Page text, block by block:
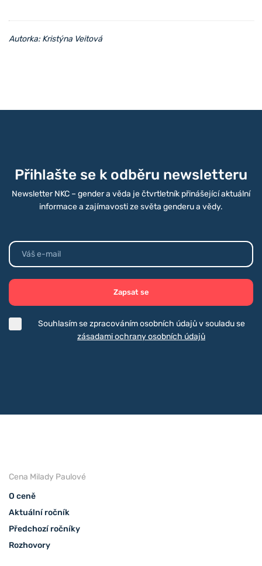
Autorka: Kristýna Veitová
Přihlašte se k odběru newsletteru
Newsletter NKC – gender a věda je čtvrtletník přinášející aktuální
informace a zajímavosti ze světa genderu a vědy.
Zapsat se
Souhlasím se zpracováním osobních údajů v souladu se
zásadami ochrany osobních údajů
Cena Milady Paulové
O ceně
Aktuální ročník
Předchozí ročníky
Rozhovory